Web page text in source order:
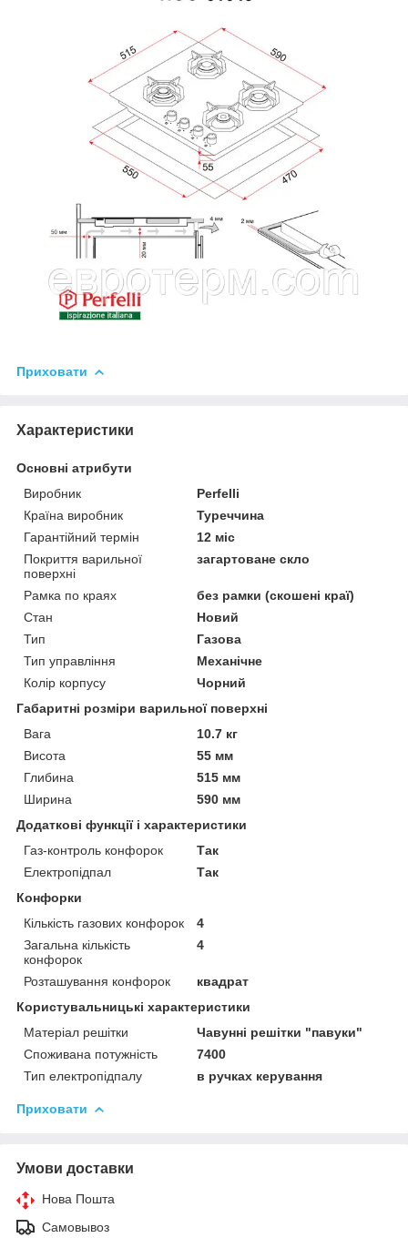
Приховати
Характеристики
Основні атрибути
Виробник
Perfelli
Країна виробник
Туреччина
Гарантійний термін
12 міс
Покриття варильної
поверхні
загартоване скло
Рамка по краях
без рамки (скошені краї)
Стан
Новий
Тип
Газова
Тип управління
Механічне
Колір корпусу
Чорний
Габаритні розміри варильної поверхні
Вага
10.7 кг
Висота
55 мм
Глибина
515 мм
Ширина
590 мм
Додаткові функції і характеристики
Газ-контроль конфорок
Так
Електропідпал
Так
Конфорки
Кількість газових конфорок
4
Загальна кількість
конфорок
4
Розташування конфорок
квадрат
Користувальницькі характеристики
Матеріал решітки
Чавунні решітки "павуки"
Споживана потужність
7400
Тип електропідпалу
в ручках керування
Приховати
Умови доставки
Нова Пошта
Самовывоз